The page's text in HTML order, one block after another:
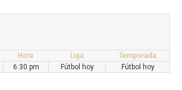
Hora Liga
Temporada
6:30 pm Fútbol hoy Fútbol hoy